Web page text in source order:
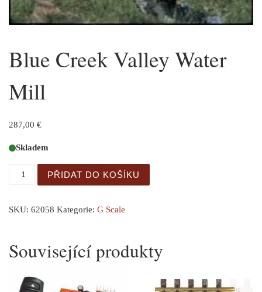
Blue Creek Valley Water
Mill
287,00 €
Skladem
Blue Creek Valley Water Mill množství
PŘIDAT DO KOŠÍKU
SKU: 62058 Kategorie: G Scale
Související produkty